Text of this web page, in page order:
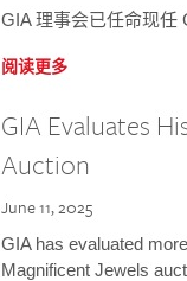
GIA 理事会已任命现任
阅读更多
GIA Evaluates
Auction
June 11, 2025
GIA has evaluated
Magnificent Jewels